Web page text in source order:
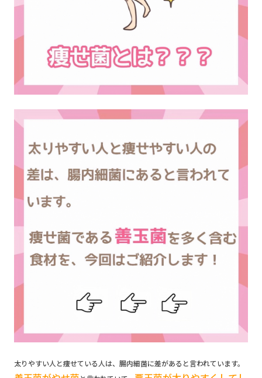
太りやすい人と痩せている人は、腸内細菌に差があると言われています。